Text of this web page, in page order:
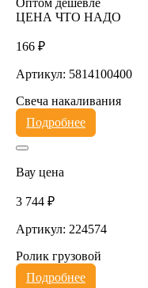
ЦЕНА ЧТО НАДО
166 ₽
Артикул: 5814100400
Свеча накаливания
Подробнее
Вау цена
3 744 ₽
Артикул: 224574
Ролик грузовой
Подробнее